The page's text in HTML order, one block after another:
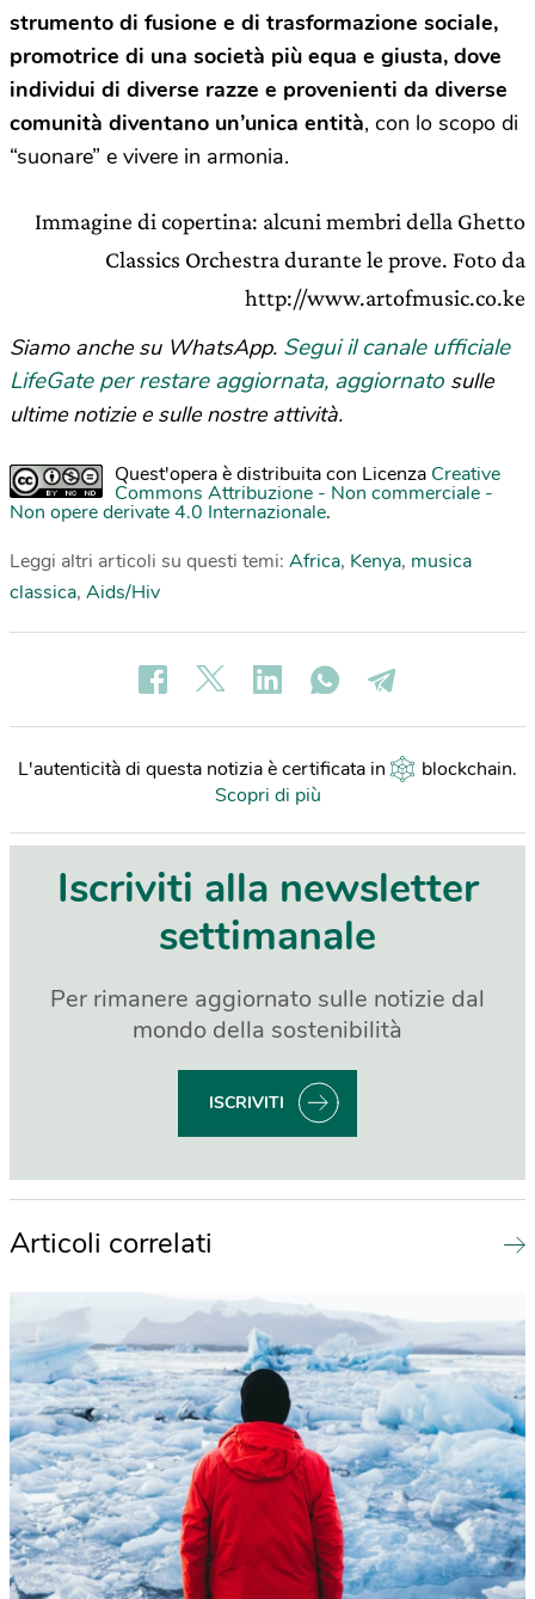
strumento di fusione e di trasformazione sociale,
promotrice di una società più equa e giusta, dove
individui di diverse razze e provenienti da diverse
comunità diventano un’unica entità, con lo scopo di
“suonare” e vivere in armonia.
Immagine di copertina: alcuni membri della Ghetto
Classics Orchestra durante le prove. Foto da
http://www.artofmusic.co.ke
Siamo anche su WhatsApp. Segui il canale ufficiale
LifeGate per restare aggiornata, aggiornato sulle
ultime notizie e sulle nostre attività.
Quest'opera è distribuita con Licenza Creative
Commons Attribuzione - Non commerciale -
Non opere derivate 4.0 Internazionale.
Leggi altri articoli su questi temi: Africa, Kenya, musica
classica, Aids/Hiv
L'autenticità di questa notizia è certificata in blockchain.
Scopri di più
Iscriviti alla newsletter
settimanale
Per rimanere aggiornato sulle notizie dal
mondo della sostenibilità
ISCRIVITI
Articoli correlati